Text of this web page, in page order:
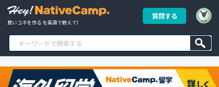
良いコネを作る を英語で教えて!
質問する